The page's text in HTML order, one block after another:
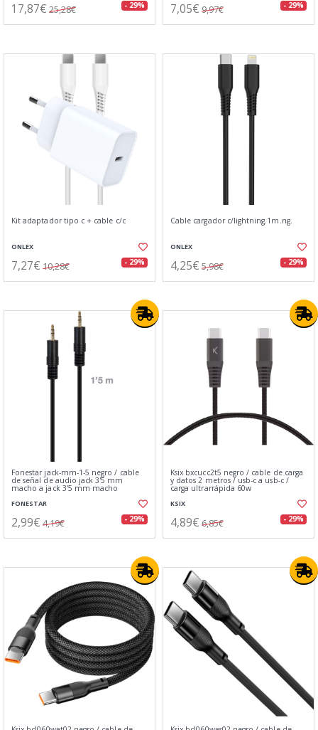
17,87€ 25,28€ - 29% 7,05€ 9,97€ - 29%
Kit adaptador tipo c + cable c/c
ONLEX
7,27€ 10,28€ - 29%
Cable cargador c/lightning.1m.ng.
ONLEX
4,25€ 5,98€ - 29%
Fonestar jack-mm-1-5 negro / cable
de señal de audio jack 3'5 mm
macho a jack 3'5 mm macho
FONESTAR
2,99€ 4,19€ - 29%
Ksix bxcucc2t5 negro / cable de carga
y datos 2 metros / usb-c a usb-c /
carga ultrarrápida 60w
KSIX
4,89€ 6,85€ - 29%